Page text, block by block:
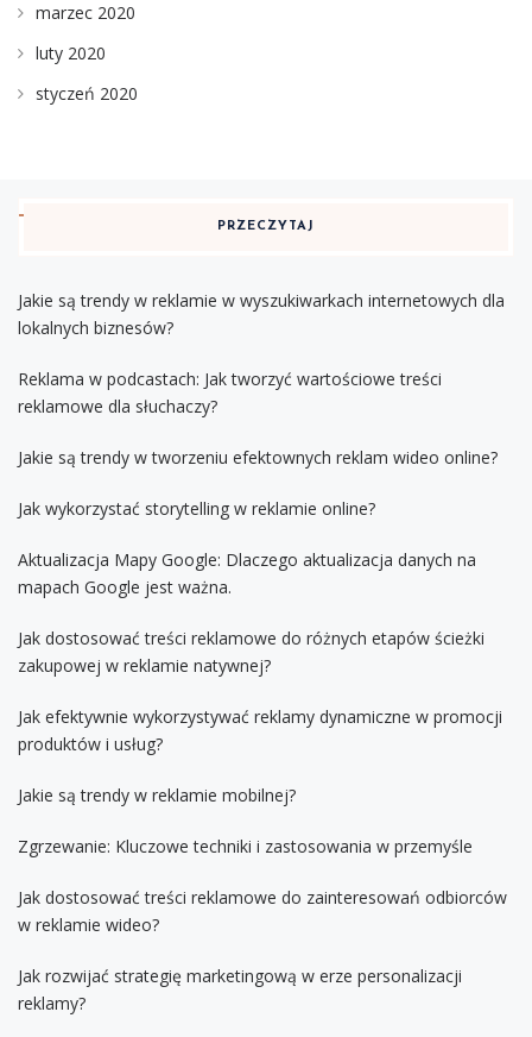
marzec 2020
luty 2020
styczeń 2020
PRZECZYTAJ
Jakie są trendy w reklamie w wyszukiwarkach internetowych dla
lokalnych biznesów?
Reklama w podcastach: Jak tworzyć wartościowe treści
reklamowe dla słuchaczy?
Jakie są trendy w tworzeniu efektownych reklam wideo online?
Jak wykorzystać storytelling w reklamie online?
Aktualizacja Mapy Google: Dlaczego aktualizacja danych na
mapach Google jest ważna.
Jak dostosować treści reklamowe do różnych etapów ścieżki
zakupowej w reklamie natywnej?
Jak efektywnie wykorzystywać reklamy dynamiczne w promocji
produktów i usług?
Jakie są trendy w reklamie mobilnej?
Zgrzewanie: Kluczowe techniki i zastosowania w przemyśle
Jak dostosować treści reklamowe do zainteresowań odbiorców
w reklamie wideo?
Jak rozwijać strategię marketingową w erze personalizacji
reklamy?